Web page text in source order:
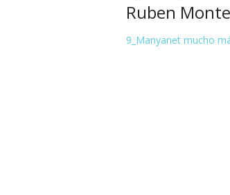
Ruben
9_Manyanet mucho